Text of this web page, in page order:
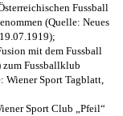
Fussball
(Quelle: Neues
mit dem Fussball
Fussballklub
Wiener Sport Tagblatt,
Sport Club „Pfeil“